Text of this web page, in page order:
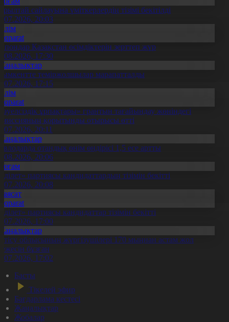
сайлауына үміткерлердің тізімі бекітілді
20:03
Қазақстан өсімдіктерін зерттеп жүр
17:30
теміржолшылар марапатталды
17:15
ұрпақтары» грантын тағайындау жөніндегі
қорытынды отырысы өтті
20:11
отандық өнім өндірісі 1,5 есе артты
20:06
партиясы кандидаттардың тізімін бекітті
20:08
партиясы кандидаттар тізімін бекітті
17:00
облысының жүргізушілері 170 мыңнан астам жол
бұзған
17:02
Басты
Тікелей эфир
Бағдарлама кестесі
Жаңалықтар
Жобалар